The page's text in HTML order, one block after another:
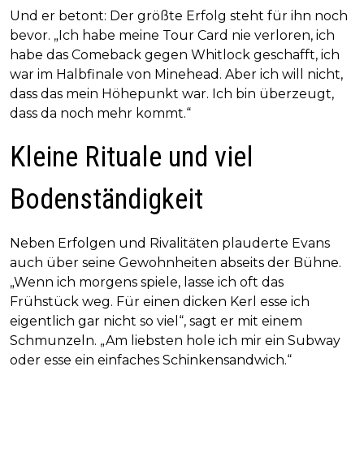
Und er betont: Der größte Erfolg steht für ihn noch
bevor. „Ich habe meine Tour Card nie verloren, ich
habe das Comeback gegen Whitlock geschafft, ich
war im Halbfinale von Minehead. Aber ich will nicht,
dass das mein Höhepunkt war. Ich bin überzeugt,
dass da noch mehr kommt.“
Kleine Rituale und viel
Bodenständigkeit
Neben Erfolgen und Rivalitäten plauderte Evans
auch über seine Gewohnheiten abseits der Bühne.
„Wenn ich morgens spiele, lasse ich oft das
Frühstück weg. Für einen dicken Kerl esse ich
eigentlich gar nicht so viel“, sagt er mit einem
Schmunzeln. „Am liebsten hole ich mir ein Subway
oder esse ein einfaches Schinkensandwich.“